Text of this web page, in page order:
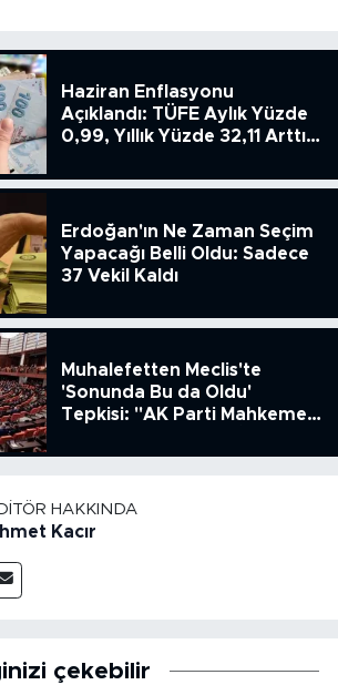
Haziran Enflasyonu
Açıklandı: TÜFE Aylık Yüzde
0,99, Yıllık Yüzde 32,11 Arttı,
51.49
Erdoğan'ın Ne Zaman Seçim
Yapacağı Belli Oldu: Sadece
37 Vekil Kaldı
Muhalefetten Meclis'te
'Sonunda Bu da Oldu'
Tepkisi: "AK Parti Mahkeme
Kanun Çıkardı"
HAKKINDA
Kacır
çekebilir